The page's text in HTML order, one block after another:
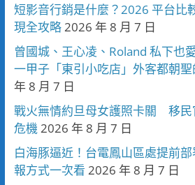
短影音行銷是什麼？2026 平台比
現全攻略 2026 年 8 月 7 日
曾國城、王心凌、Roland 私下也
一甲子「東引小吃店」外客都朝
年 8 月 7 日
戰火無情約旦母女護照卡關 移民
危機 2026 年 8 月 7 日
白海豚逼近！台電鳳山區處提前
報方式一次看 2026 年 8 月 7 日